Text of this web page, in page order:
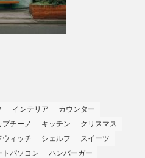
インテリア
カウンター
プチーノ キッチン
クリスマス
ウィッチ シェルフ
スイーツ
トパソコン
ハンバーガー